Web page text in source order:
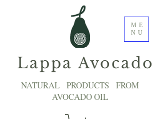
ME
NU
Lappa Avocado
NATURAL PRODUCTS FROM
AVOCADO OIL